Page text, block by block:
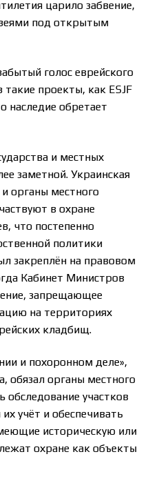
царило забвение,
под открытым
голос еврейского
проекты, как ESJF
наследие обретает
и местных
заметной. Украинская
органы местного
в охране
что постепенно
политики
закреплён на правовом
Кабинет Министров
запрещающее
на территориях
кладбищ.
и похоронном деле»,
обязал органы местного
обследование участков
учёт и обеспечивать
историческую или
охране как объекты